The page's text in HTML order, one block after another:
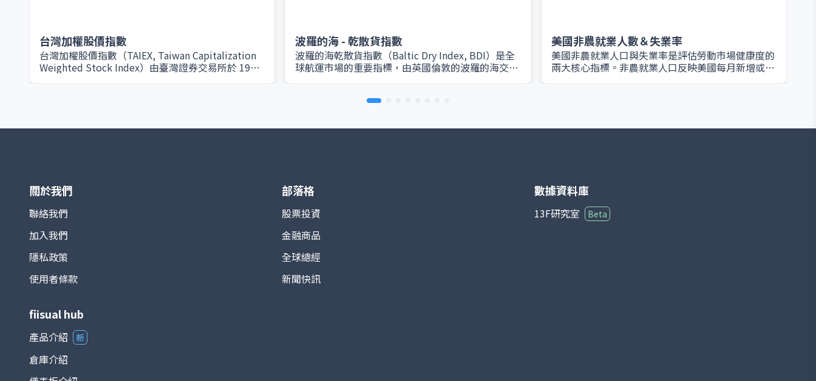
台灣加權股價指數
台灣加權股價指數（TAIEX, Taiwan Capitalization
Weighted Stock Index）由臺灣證券交易所於 1967
1 月 4 日，基期指數為 100 點。 TAIEX 涵蓋產業廣
動。 在投資應用上，TAIEX 不僅是追蹤台股市場的
主要基準，也是衍生性金融商品（如期貨、選擇權）
以及各類基金的參考標的。整體而言，台灣加權股價
與本地投資人衡量台股的重要指標。
波羅的海 - 乾散貨指數
波羅的海乾散貨指數（Baltic Dry Index, BDI）是全
球航運市場的重要指標，由英國倫敦的波羅的海交易
水平，反映全球大宗商品海運市場的供需狀況。 BDI
（Capesize）、巴拿馬型（Panamax）、超靈便型
於透明度高、難以被投機操作，因為運費水平主要取
決於實際船隻供應與貨運需求，而非金融衍生品交
易。當全球需求上升、船隻緊缺時，BDI 指數走高；
資人與分析師經常利用 BDI 判斷大宗商品市場與全球
經濟景氣變化。
美國非農就業人數＆失業率
美國非農就業人口與失業率是評估勞動市場健康度的
兩大核心指標。非農就業人口反映美國每月新增或減
關於我們
聯絡我們
加入我們
隱私政策
使用者條款
部落格
股票投資
金融商品
全球總經
新聞快訊
數據資料庫
13F研究室 Beta
fiisual hub
產品介紹 新
倉庫介紹